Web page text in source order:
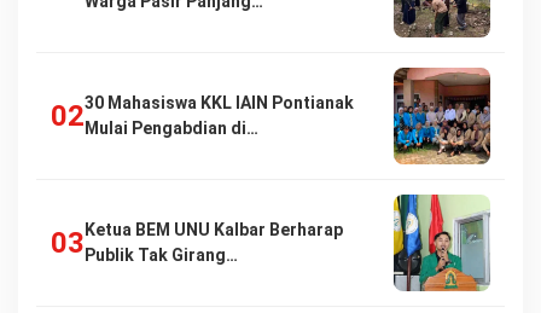
30 Mahasiswa KKL IAIN Pontianak
Mulai Pengabdian di…
Ketua BEM UNU Kalbar Berharap
Publik Tak Girang…